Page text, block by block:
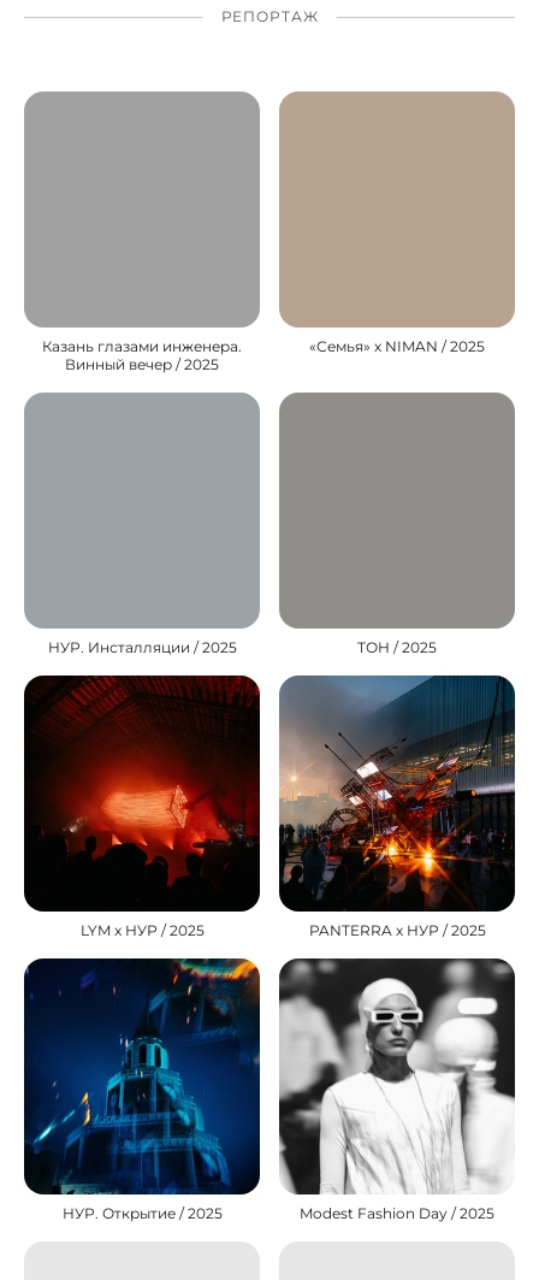
РЕПОРТАЖ
Казань глазами инженера.
Винный вечер / 2025
«Семья» х NIMAN / 2025
НУР. Инсталляции / 2025 ТОН / 2025
LYM x НУР / 2025 PANTERRA х НУР / 2025
НУР. Открытие / 2025 Modest Fashion Day / 2025